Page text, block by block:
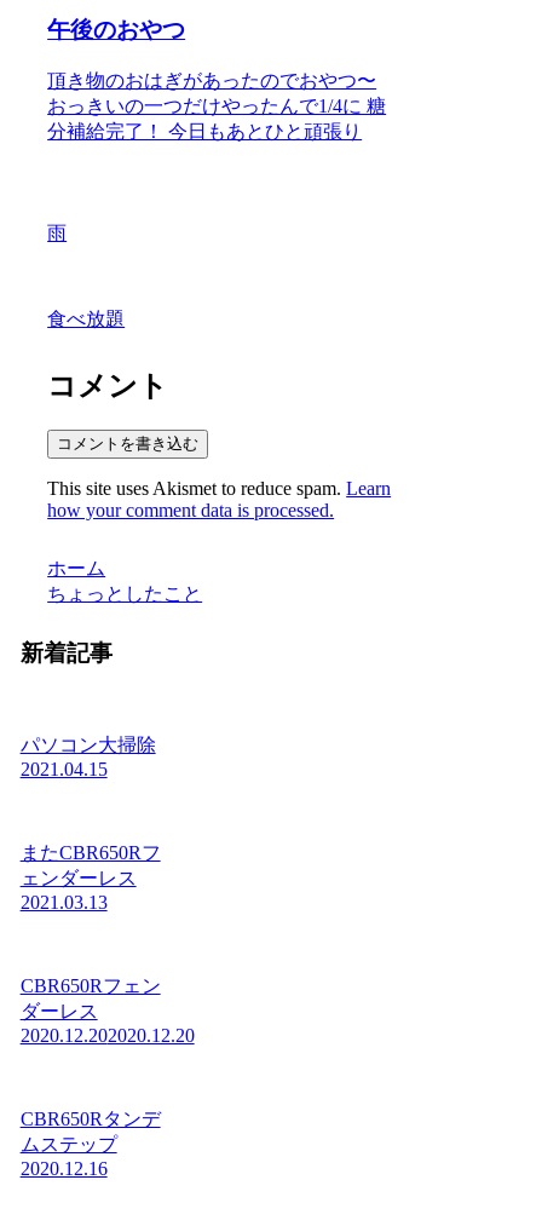
午後のおやつ
頂き物のおはぎがあったのでおやつ〜
おっきいの一つだけやったんで1/4に 糖
分補給完了！ 今日もあとひと頑張り
雨
食べ放題
コメント
コメントを書き込む
This site uses Akismet to reduce spam.Learn
how your comment data is processed.
ホーム
ちょっとしたこと
新着記事
パソコン大掃除
2021.04.15
またCBR650Rフ
ェンダーレス
2021.03.13
CBR650Rフェン
ダーレス
2020.12.202020.12.20
CBR650Rタンデ
ムステップ
2020.12.16